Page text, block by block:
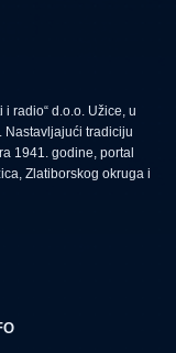
radio“ d.o.o. Užice, u
Nastavljajući tradiciju
1941. godine, portal
Zlatiborskog okruga i